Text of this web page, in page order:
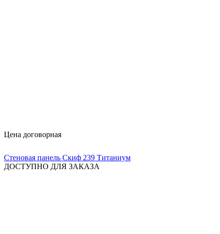
Цена договорная
Стеновая панель Скиф 239 Титаниум
ДОСТУПНО ДЛЯ ЗАКАЗА